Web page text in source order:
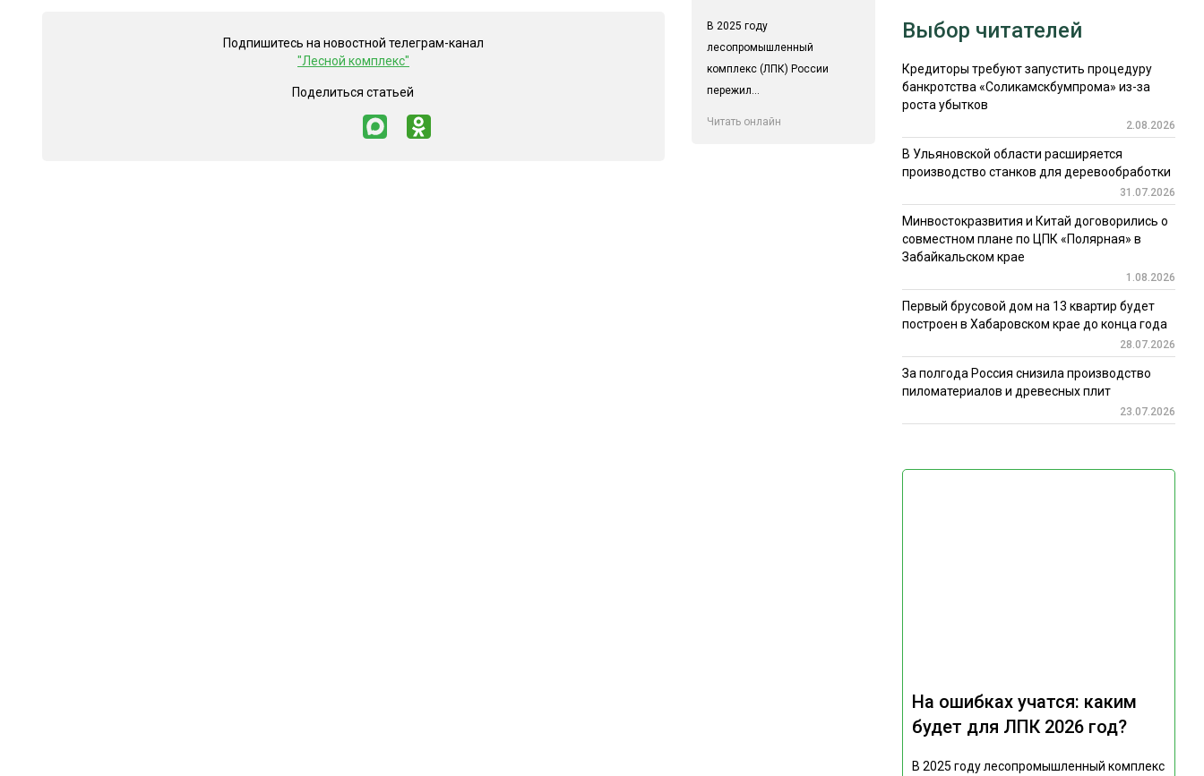
Подпишитесь на новостной телеграм-канал
"Лесной комплекс"
Поделиться статьей
В 2025 году
лесопромышленный
комплекс (ЛПК) России
пережил...
Читать онлайн
На ошибках учатся: каким
будет для ЛПК 2026 год?
В 2025 году лесопромышленный комплекс
Выбор читателей
Кредиторы требуют запустить процедуру
банкротства «Соликамскбумпрома» из-за
роста убытков
2.08.2026
В Ульяновской области расширяется
производство станков для деревообработки
31.07.2026
Минвостокразвития и Китай договорились о
совместном плане по ЦПК «Полярная» в
Забайкальском крае
1.08.2026
Первый брусовой дом на 13 квартир будет
построен в Хабаровском крае до конца года
28.07.2026
За полгода Россия снизила производство
пиломатериалов и древесных плит
23.07.2026